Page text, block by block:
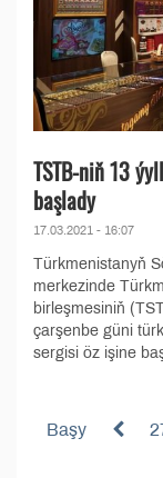
TSTB-niň 13
başlady
17.03.2021 - 16:07
Türkmenistanyň
merkezinde
birleşmesiniň
çarşenbe güni
sergisi öz işine
Başy